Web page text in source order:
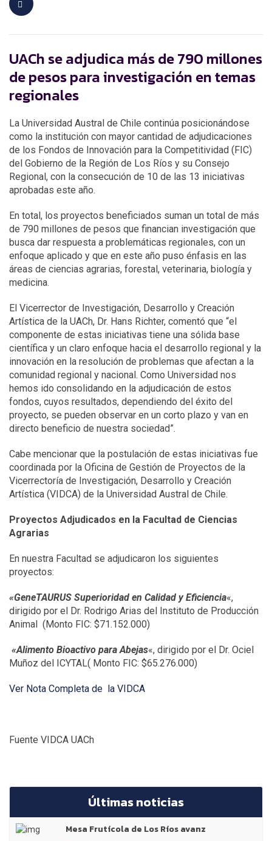
UACh se adjudica más de 790 millones
de pesos para investigación en temas
regionales
La Universidad Austral de Chile continúa posicionándose
como la institución con mayor cantidad de adjudicaciones
de los Fondos de Innovación para la Competitividad (FIC)
del Gobierno de la Región de Los Ríos y su Consejo
Regional, con la consecución de 10 de las 13 iniciativas
aprobadas este año.
En total, los proyectos beneficiados suman un total de más
de 790 millones de pesos que financian investigación que
busca dar respuesta a problemáticas regionales, con un
enfoque aplicado y que en este año puso énfasis en las
áreas de ciencias agrarias, forestal, veterinaria, biología y
medicina.
El Vicerrector de Investigación, Desarrollo y Creación
Artística de la UACh, Dr. Hans Richter, comentó que “el
componente de estas iniciativas tiene una sólida base
científica y un claro enfoque hacia el desarrollo regional y la
innovación en la resolución de problemas que afectan a la
comunidad regional y nacional. Como Universidad nos
hemos ido consolidando en la adjudicación de estos
fondos, cuyos resultados, dependiendo del éxito del
proyecto, se pueden observar en un corto plazo y van en
directo beneficio de nuestra sociedad”.
Cabe mencionar que la postulación de estas iniciativas fue
coordinada por la Oficina de Gestión de Proyectos de la
Vicerrectoría de Investigación, Desarrollo y Creación
Artística (VIDCA) de la Universidad Austral de Chile.
Proyectos Adjudicados en la Facultad de Ciencias
Agrarias
En nuestra Facultad se adjudicaron los siguientes
proyectos:
«GeneTAURUS Superioridad en Calidad y Eficiencia«,
dirigido por el Dr. Rodrigo Arias del Instituto de Producción
Animal (Monto FIC: $71.152.000)
«Alimento Bioactivo para Abejas«, dirigido por el Dr. Ociel
Muñoz del ICYTAL( Monto FIC: $65.276.000)
Ver Nota Completa de la VIDCA
Fuente VIDCA UACh
Últimas noticias
Mesa Frutícola de Los Ríos avanz